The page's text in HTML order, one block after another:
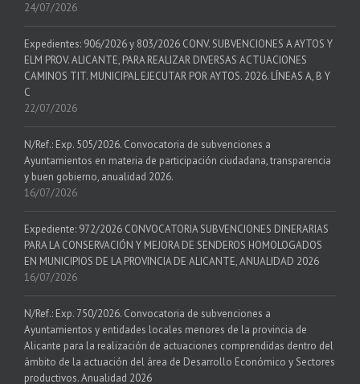
24/07/2026
Expedientes: 906/2026 y 803/2026 CONV. SUBVENCIONES A AYTOS Y
ELM PROV. ALICANTE, PARA REALIZAR DIVERSAS ACTUACIONES
CAMINOS TIT. MUNICIPAL EJECUTAR POR AYTOS. 2026. LÍNEAS A, B Y
C
22/07/2026
N/Ref.: Exp. 505/2026. Convocatoria de subvenciones a
Ayuntamientos en materia de participación ciudadana, transparencia
y buen gobierno, anualidad 2026.
16/07/2026
Expediente: 972/2026 CONVOCATORIA SUBVENCIONES DINERARIAS
PARA LA CONSERVACIÓN Y MEJORA DE SENDEROS HOMOLOGADOS
EN MUNICIPIOS DE LA PROVINCIA DE ALICANTE, ANUALIDAD 2026
16/07/2026
N/Ref.: Exp. 750/2026. Convocatoria de subvenciones a
Ayuntamientos y entidades locales menores de la provincia de
Alicante para la realización de actuaciones comprendidas dentro del
ámbito de la actuación del área de Desarrollo Económico y Sectores
productivos. Anualidad 2026